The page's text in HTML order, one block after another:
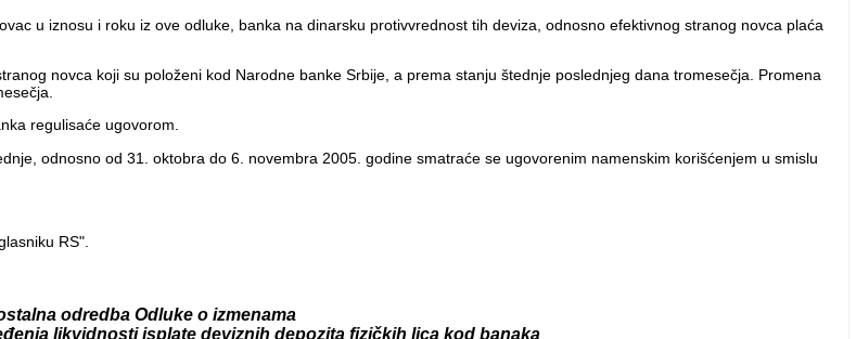
u iznosu i roku iz ove odluke, banka na dinarsku protivvrednost tih deviza, odnosno efektivnog stranog novca plaća
novca koji su položeni kod Narodne banke Srbije, a prema stanju štednje poslednjeg dana tromesečja. Promena
regulisaće ugovorom.
odnosno od 31. oktobra do 6. novembra 2005. godine smatraće se ugovorenim namenskim korišćenjem u smislu
RS".
odredba Odluke o izmenama
likvidnosti isplate deviznih depozita fizičkih lica kod banaka